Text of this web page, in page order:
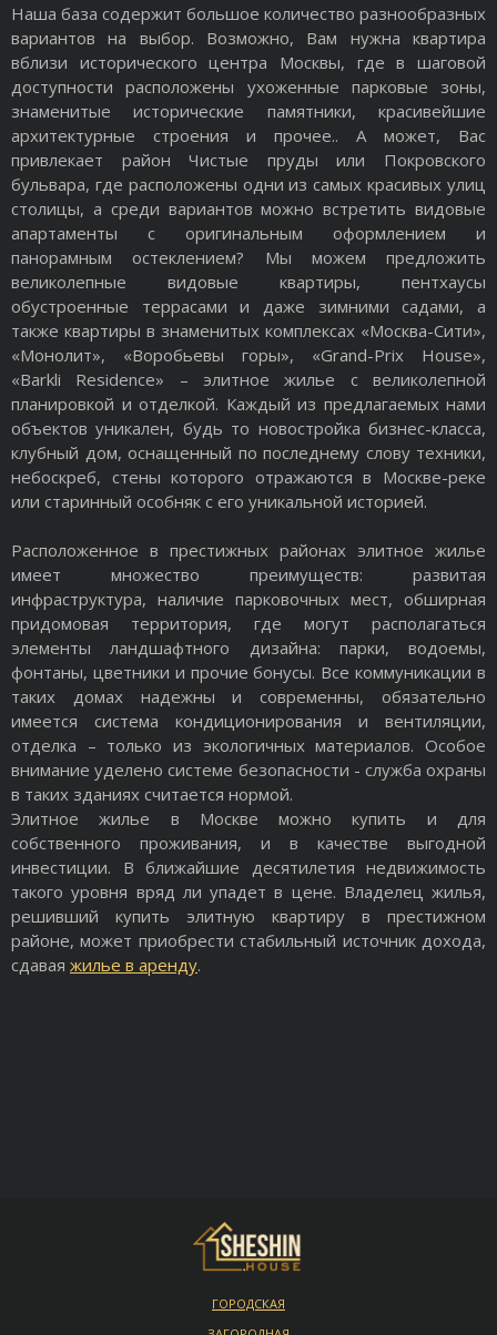
Наша база содержит большое количество разнообразных
вариантов на выбор. Возможно, Вам нужна квартира
вблизи исторического центра Москвы, где в шаговой
доступности расположены ухоженные парковые зоны,
знаменитые исторические памятники, красивейшие
архитектурные строения и прочее.. А может, Вас
привлекает район Чистые пруды или Покровского
бульвара, где расположены одни из самых красивых улиц
столицы, а среди вариантов можно встретить видовые
апартаменты с оригинальным оформлением и
панорамным остеклением? Мы можем предложить
великолепные видовые квартиры, пентхаусы
обустроенные террасами и даже зимними садами, а
также квартиры в знаменитых комплексах «Москва-Сити»,
«Монолит», «Воробьевы горы», «Grand-Prix House»,
«Barkli Residence» – элитное жилье с великолепной
планировкой и отделкой. Каждый из предлагаемых нами
объектов уникален, будь то новостройка бизнес-класса,
клубный дом, оснащенный по последнему слову техники,
небоскреб, стены которого отражаются в Москве-реке
или старинный особняк с его уникальной историей.
Расположенное в престижных районах элитное жилье
имеет множество преимуществ: развитая
инфраструктура, наличие парковочных мест, обширная
придомовая территория, где могут располагаться
элементы ландшафтного дизайна: парки, водоемы,
фонтаны, цветники и прочие бонусы. Все коммуникации в
таких домах надежны и современны, обязательно
имеется система кондиционирования и вентиляции,
отделка – только из экологичных материалов. Особое
внимание уделено системе безопасности - служба охраны
в таких зданиях считается нормой.
Элитное жилье в Москве можно купить и для
собственного проживания, и в качестве выгодной
инвестиции. В ближайшие десятилетия недвижимость
такого уровня вряд ли упадет в цене. Владелец жилья,
решивший купить элитную квартиру в престижном
районе, может приобрести стабильный источник дохода,
сдавая жилье в аренду.
ГОРОДСКАЯ